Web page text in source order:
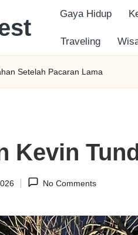
Gaya Hidup
Traveling
Setelah Pacaran Lama
Kevin
No Comments